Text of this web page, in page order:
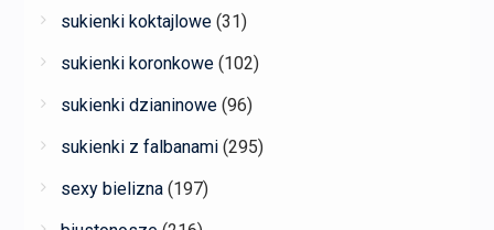
sukienki koktajlowe (31)
sukienki koronkowe (102)
sukienki dzianinowe (96)
sukienki z falbanami (295)
sexy bielizna (197)